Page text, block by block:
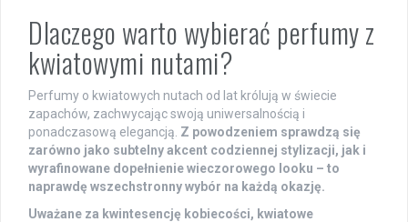
Dlaczego warto wybierać perfumy z
kwiatowymi nutami?
Perfumy o kwiatowych nutach od lat królują w świecie
zapachów, zachwycając swoją uniwersalnością i
ponadczasową elegancją. Z powodzeniem sprawdzą się
zarówno jako subtelny akcent codziennej stylizacji, jak i
wyrafinowane dopełnienie wieczorowego looku – to
naprawdę wszechstronny wybór na każdą okazję.
Uważane za kwintesencję kobiecości, kwiatowe